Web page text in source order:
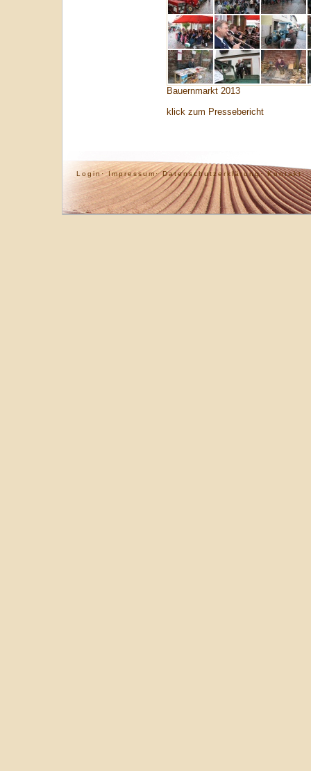
Bauernmarkt 2013
klick zum Pressebericht
Login· Impressum· Datenschutzerklärung· Kontakt·